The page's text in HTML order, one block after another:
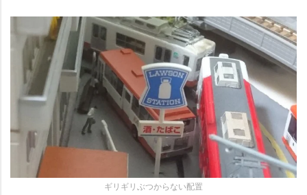
ギリギリぶつからない配置